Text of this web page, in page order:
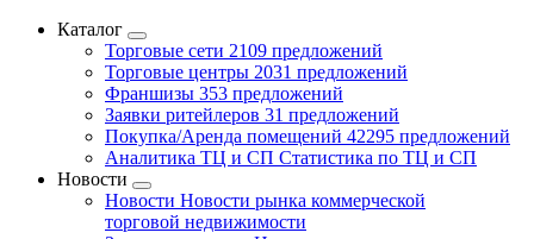
Каталог
Торговые сети 2109 предложений
Торговые центры 2031 предложений
Франшизы 353 предложений
Заявки ритейлеров 31 предложений
Покупка/Аренда помещений 42295 предложений
Аналитика ТЦ и СП Статистика по ТЦ и СП
Новости
Новости Новости рынка коммерческой
торговой недвижимости